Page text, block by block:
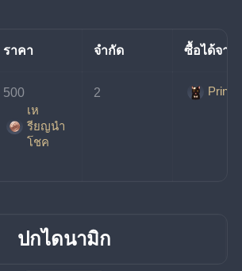
ราคา จำกัด ซื้อได้จาก
500
เห
รียญนํา
โชค
2 Prince
ปกไดนามิก